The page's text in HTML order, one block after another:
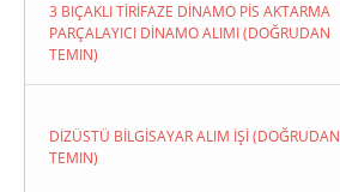
3 BIÇAKLI TİRİFAZE DİNAMO PİS AKTARMA
PARÇALAYICI DİNAMO ALIMI (DOĞRUDAN
TEMIN)
DİZÜSTÜ BİLGİSAYAR ALIM İŞİ (DOĞRUDAN
TEMIN)